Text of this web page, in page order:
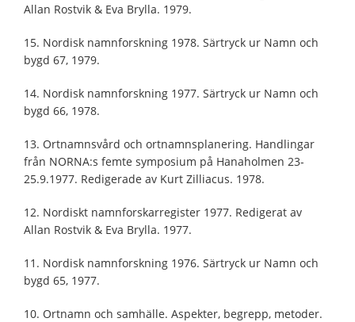
Allan Rostvik & Eva Brylla. 1979.
15. Nordisk namnforskning 1978. Särtryck ur Namn och
bygd 67, 1979.
14. Nordisk namnforskning 1977. Särtryck ur Namn och
bygd 66, 1978.
13. Ortnamnsvård och ortnamnsplanering. Handlingar
från NORNA:s femte symposium på Hanaholmen 23-
25.9.1977. Redigerade av Kurt Zilliacus. 1978.
12. Nordiskt namnforskarregister 1977. Redigerat av
Allan Rostvik & Eva Brylla. 1977.
11. Nordisk namnforskning 1976. Särtryck ur Namn och
bygd 65, 1977.
10. Ortnamn och samhälle. Aspekter, begrepp, metoder.